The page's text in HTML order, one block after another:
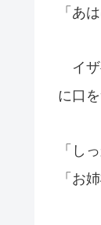
「あ
イザ
に口
「し
「お